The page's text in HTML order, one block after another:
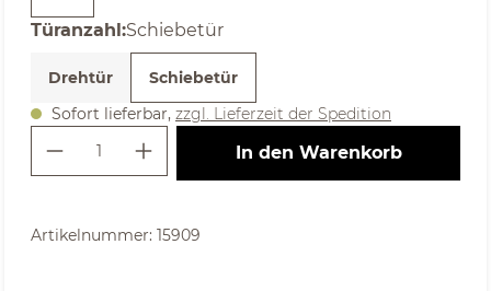
Türanzahlauswählen
:Schiebetür
Drehtür
Schiebetür
Sofort lieferbar, zzgl. Lieferzeit der Spedition
Produkt Anzahl: Gib den
In den Warenkorb
Artikelnummer: 15909